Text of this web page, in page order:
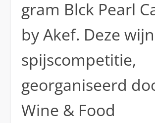
gram Blck Pearl
by Akef. Deze
spijscompetitie,
georganiseerd
Wine & Food